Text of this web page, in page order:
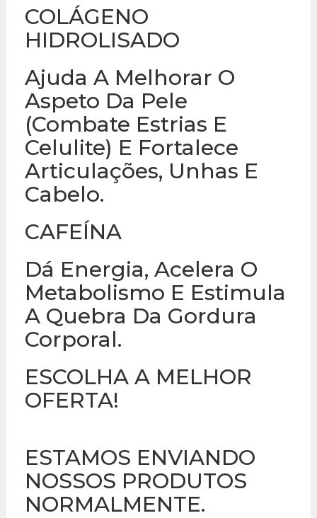
COLÁGENO
HIDROLISADO
Ajuda A Melhorar O
Aspeto Da Pele
(Combate Estrias E
Celulite) E Fortalece
Articulações, Unhas E
Cabelo.
CAFEÍNA
Dá Energia, Acelera O
Metabolismo E Estimula
A Quebra Da Gordura
Corporal.
ESCOLHA A MELHOR
OFERTA!
ESTAMOS ENVIANDO
NOSSOS PRODUTOS
NORMALMENTE.